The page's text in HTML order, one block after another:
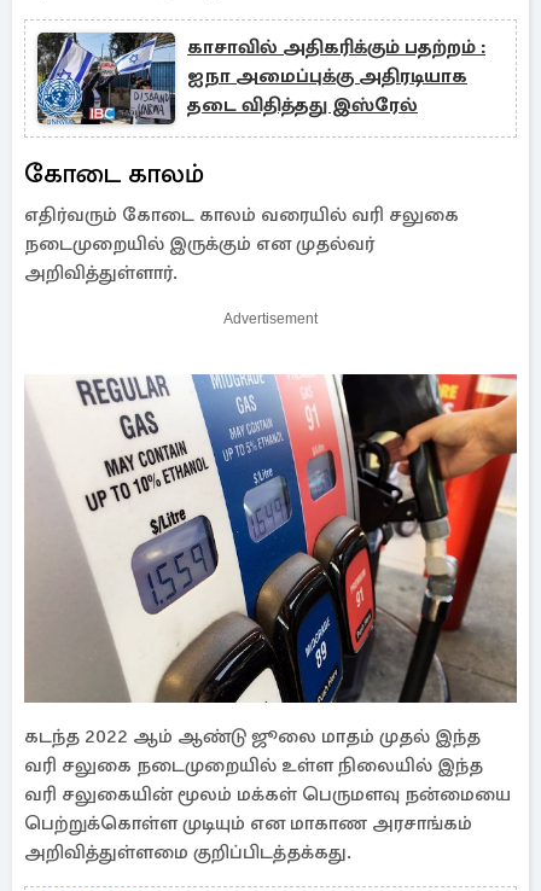
காசாவில் அதிகரிக்கும் பதற்றம் :
ஐநா அமைப்புக்கு அதிரடியாக
தடை விதித்தது இஸ்ரேல்
கோடை காலம்
எதிர்வரும் கோடை காலம் வரையில் வரி சலுகை
நடைமுறையில் இருக்கும் என முதல்வர்
அறிவித்துள்ளார்.
Advertisement
கடந்த 2022 ஆம் ஆண்டு ஜூலை மாதம் முதல் இந்த
வரி சலுகை நடைமுறையில் உள்ள நிலையில் இந்த
வரி சலுகையின் மூலம் மக்கள் பெருமளவு நன்மையை
பெற்றுக்கொள்ள முடியும் என மாகாண அரசாங்கம்
அறிவித்துள்ளமை குறிப்பிடத்தக்கது.